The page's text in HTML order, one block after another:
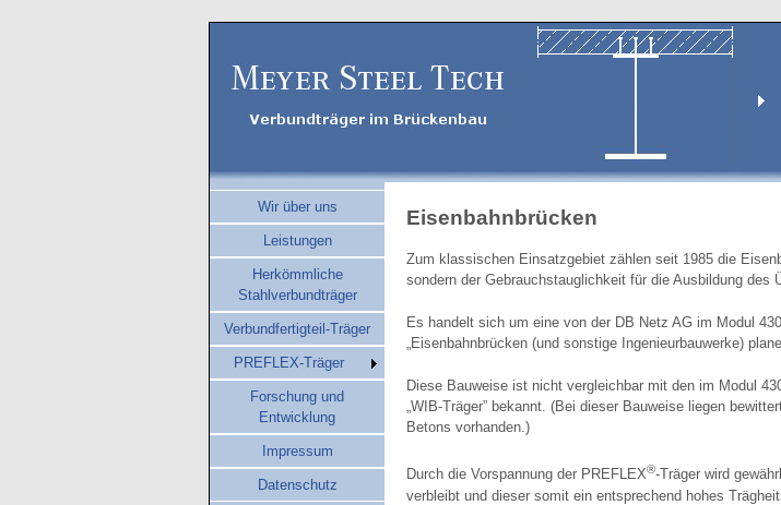
Wir über uns
Leistungen
Herkömmliche
Stahlverbundträger
Verbundfertigteil-Träger
PREFLEX-Träger
Forschung und
Entwicklung
Impressum
Datenschutz
Eisenbahnbrücken
Zum klassischen Einsatzgebiet zählen seit 1985 die
sondern der Gebrauchstauglichkeit für die Ausbildung des
Es handelt sich um eine von der DB Netz AG im Modul
„Eisenbahnbrücken (und sonstige Ingenieurbauwerke)
Diese Bauweise ist nicht vergleichbar mit den im Modul
„WIB-Träger” bekannt. (Bei dieser Bauweise liegen
Betons vorhanden.)
Durch die Vorspannung der PREFLEX®-Träger wird
verbleibt und dieser somit ein entsprechend hohes